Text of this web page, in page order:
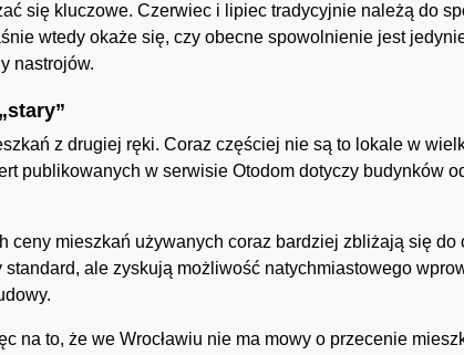
się kluczowe. Czerwiec i lipiec tradycyjnie należą do
wtedy okaże się, czy obecne spowolnienie jest
nastrojów.
z drugiej ręki. Coraz częściej nie są to lokale w
publikowanych w serwisie Otodom dotyczy budynków
ceny mieszkań używanych coraz bardziej zbliżają się do
standard, ale zyskują możliwość natychmiastowego
na to, że we Wrocławiu nie ma mowy o przecenie